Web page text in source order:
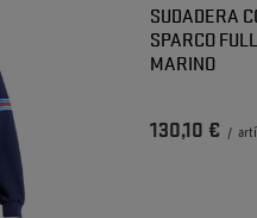
SUDADERA
SPARCO
MARINO
130,10 € /